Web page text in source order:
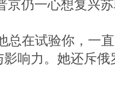
京仍一心想复兴
总在试验你，一
响力。她还斥